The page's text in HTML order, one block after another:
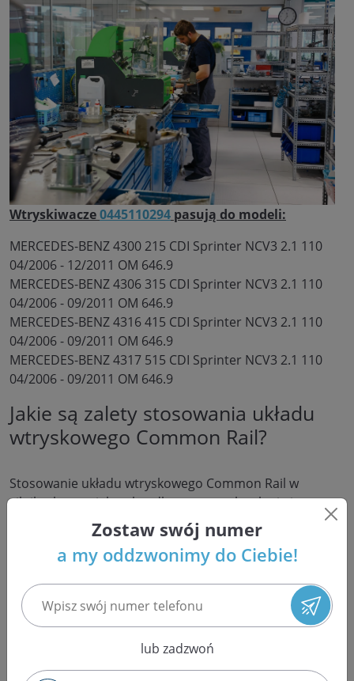
Wtryskiwacze0445110294 pasują do modeli:
MERCEDES-BENZ 4300 215 CDI Sprinter NCV3 2.1 110
04/2006 - 12/2011 OM 646.9
MERCEDES-BENZ 4306 315 CDI Sprinter NCV3 2.1 110
04/2006 - 09/2011 OM 646.9
MERCEDES-BENZ 4316 415 CDI Sprinter NCV3 2.1 110
04/2006 - 09/2011 OM 646.9
MERCEDES-BENZ 4317 515 CDI Sprinter NCV3 2.1 110
04/2006 - 09/2011 OM 646.9
Jakie są zalety stosowania układu
wtryskowego Common Rail?
Stosowanie układu wtryskowego Common Rail w
silnikach ma wiele zalet, dlatego ta technologia jest
szeroko stosowana w nowoczesnych silnikach Diesla.
Oto główne zalety układu Common Rail:
bardzo precyzyjny wtrysk paliwa do komór spalania.
To pozwala na dokładne dostarczenie określonej ilości
paliwa w odpowiednim momencie, co przekłada się na
efektywność spalania, wydajność i redukcję emisji.
2. Wysokie ciśnienie wtrysku: W układzie Common Rail
Zostaw swój numer
a my oddzwonimy do Ciebie!
lub zadzwoń